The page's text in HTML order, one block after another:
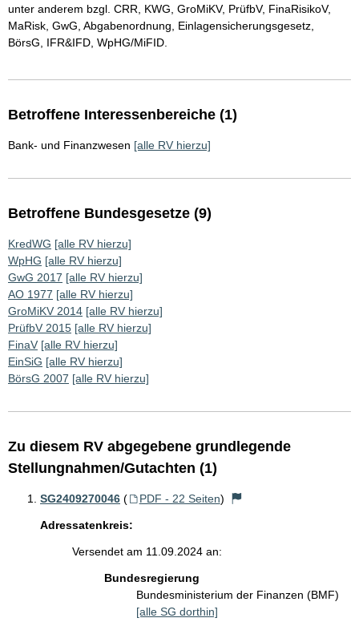
unter anderem bzgl. CRR, KWG, GroMiKV, PrüfbV, FinaRisikoV,
MaRisk, GwG, Abgabenordnung, Einlagensicherungsgesetz,
BörsG, IFR&IFD, WpHG/MiFID.
Betroffene Interessenbereiche (1)
Bank- und Finanzwesen [alle RV hierzu]
Betroffene Bundesgesetze (9)
KredWG [alle RV hierzu]
WpHG [alle RV hierzu]
GwG 2017 [alle RV hierzu]
AO 1977 [alle RV hierzu]
GroMiKV 2014 [alle RV hierzu]
PrüfbV 2015 [alle RV hierzu]
FinaV [alle RV hierzu]
EinSiG [alle RV hierzu]
BörsG 2007 [alle RV hierzu]
Zu diesem RV abgegebene grundlegende
Stellungnahmen/Gutachten (1)
SG2409270046 ( PDF - 22 Seiten)
Adressatenkreis:
Versendet am 11.09.2024 an:
Bundesregierung
Bundesministerium der Finanzen (BMF)
[alle SG dorthin]